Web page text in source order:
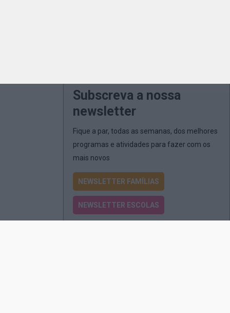
Subscreva a nossa
newsletter
Fique a par, todas as semanas, dos melhores
programas e atividades para fazer com os
mais novos
NEWSLETTER FAMÍLIAS
NEWSLETTER ESCOLAS